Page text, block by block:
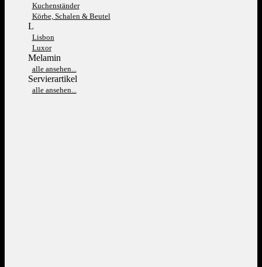
Kuchenständer
Körbe, Schalen & Beutel
L
Lisbon
Luxor
Melamin
alle ansehen...
Servierartikel
alle ansehen...